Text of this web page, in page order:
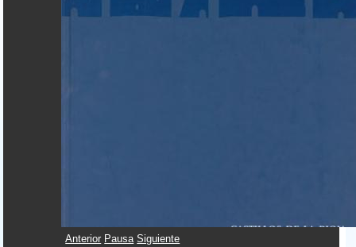
Anterior Pausa Siguiente